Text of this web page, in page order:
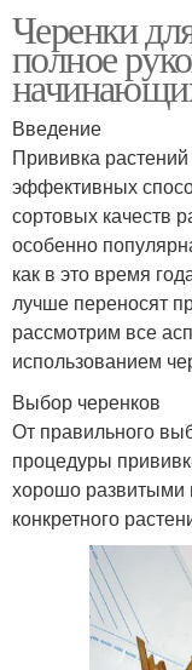
Черенки
полное
Введение
Прививка
эффективных
сортовых качеств
особенно
как в это время
лучше переносят
рассмотрим все
использованием
Выбор черенков
От правильного
процедуры
хорошо развитыми
конкретного